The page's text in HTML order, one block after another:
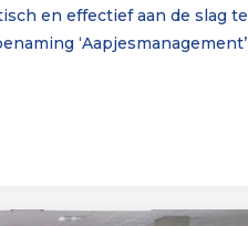
en effectief aan de slag te
‘Aapjesmanagement’